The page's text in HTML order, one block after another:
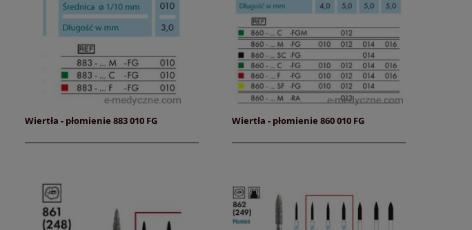
Wiertła - płomienie 883 010 FG
Wiertła - płomienie 860 010 FG